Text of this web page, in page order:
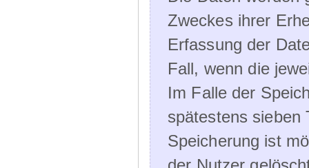
Zweckes ihrer
Erfassung der
Fall, wenn die
Im Falle der
spätestens sieben
Speicherung ist